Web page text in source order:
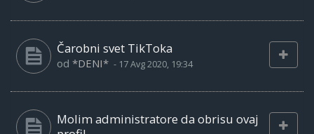
Čarobni svet TikToka
od *DENI* - 17 Avg 2020, 19:34
Molim administratore da obrisu ovaj